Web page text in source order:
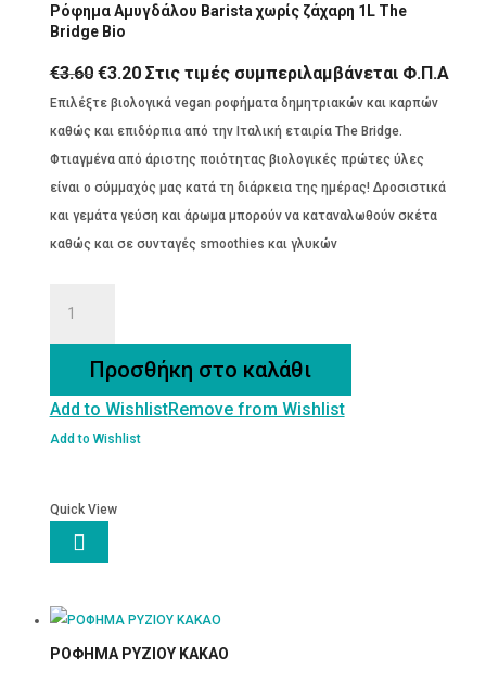
was:
€3.60.
τιμή
€3.20.
Ρόφημα Αμυγδάλου Barista χωρίς ζάχαρη 1L The
Bridge Bio
€3.60 Original
price
was:
€3.60.
€3.20Η
τρέχουσα
τιμή
είναι:
€3.20.
Στις τιμές συμπεριλαμβάνεται Φ.Π.Α
Επιλέξτε βιολογικά vegan ροφήματα δημητριακών και καρπών
καθώς και επιδόρπια από την Ιταλική εταιρία The Bridge.
Φτιαγμένα από άριστης ποιότητας βιολογικές πρώτες ύλες
είναι ο σύμμαχός μας κατά τη διάρκεια της ημέρας! Δροσιστικά
και γεμάτα γεύση και άρωμα μπορούν να καταναλωθούν σκέτα
καθώς και σε συνταγές smoothies και γλυκών
ζάχαρη
1L
Bio
ποσότητα
Προσθήκη στο καλάθι
Add to WishlistRemove from Wishlist
Add to Wishlist
Quick View

ΡΟΦΗΜΑ ΡΥΖΙΟΥ ΚΑΚΑΟ